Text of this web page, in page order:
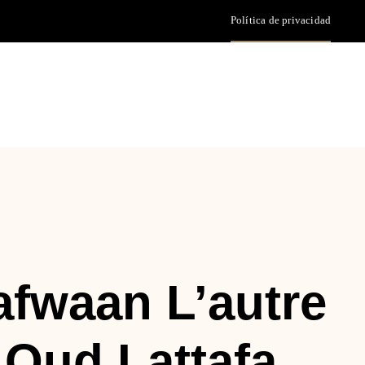
Política de privacidad
L’autre